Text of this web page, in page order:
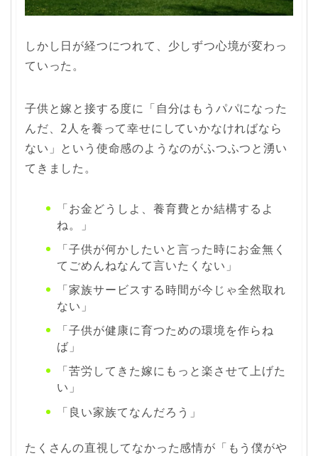
しかし日が経つにつれて、少しずつ心境が変わっ
ていった。
子供と嫁と接する度に「自分はもうパパになった
んだ、2人を養って幸せにしていかなければなら
ない」という使命感のようなのがふつふつと湧い
てきました。
「お金どうしよ、養育費とか結構するよ
ね。」
「子供が何かしたいと言った時にお金無く
てごめんねなんて言いたくない」
「家族サービスする時間が今じゃ全然取れ
ない」
「子供が健康に育つための環境を作らね
ば」
「苦労してきた嫁にもっと楽させて上げた
い」
「良い家族てなんだろう」
たくさんの直視してなかった感情が「もう僕がや